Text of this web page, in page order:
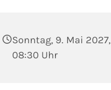
Sonntag, 9. Mai 2027,
08:30 Uhr